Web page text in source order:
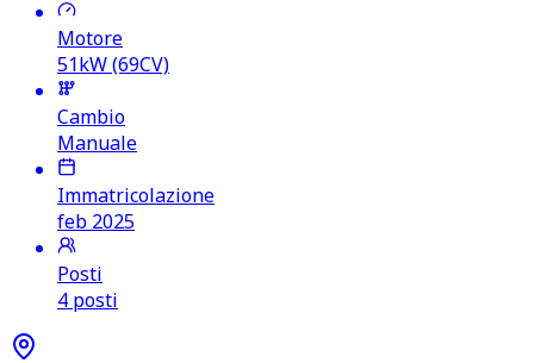
Motore
51kW (69CV)
Cambio
Manuale
Immatricolazione
feb 2025
Posti
4 posti